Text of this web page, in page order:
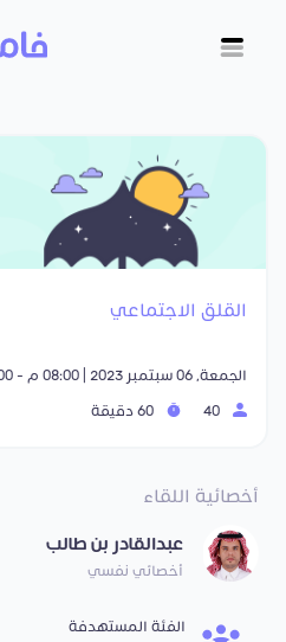
القلق الاجتماعي
الجمعة, 06 سبتمبر 2023 | 08:00 م - 09:00 م
أخصائية اللقاء
عبدالقادر بن طالب
أخصائي نفسي
الفئة المستهدفة